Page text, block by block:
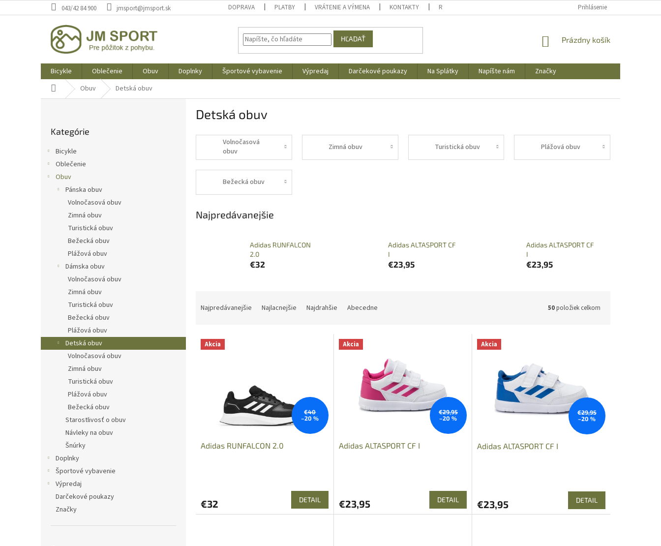
na
043/42 84 900 jmsport@jmsport.sk DOPRAVA PLATBY VRÁTENIE A VÝMENA KONTAKTY REKLAMAČNÝ PORIADOK OBCHODNÉ PODMIENKYPrihlásenie
HĽADAŤ
NÁKUPNÝ
Prázdny košík
Bicykle Oblečenie Obuv Doplnky Športové vybavenie Výpredaj Darčekové poukazy Na Splátky Napíšte nám
Značky
Domov Obuv Detská obuv
kategórie
Kategórie
Bicykle
Oblečenie
Obuv
Pánska obuv
Volnočasová obuv
Zimná obuv
Turistická obuv
Bežecká obuv
Plážová obuv
Dámska obuv
Volnočasová obuv
Zimná obuv
Turistická obuv
Bežecká obuv
Plážová obuv
Detská obuv
Volnočasová obuv
Zimná obuv
Turistická obuv
Plážová obuv
Bežecká obuv
Starostlivosť o obuv
Návleky na obuv
Šnúrky
Doplnky
Športové vybavenie
Výpredaj
Darčekové poukazy
Značky
Detská obuv
Volnočasová
obuv
Zimná obuv Turistická obuv Plážová obuv
Bežecká obuv
Najpredávanejšie
Adidas RUNFALCON
2.0
€32
Adidas ALTASPORT CF
I
€23,95
Adidas ALTASPORT CF
I
€23,95
n
Najpredávanejšie Najlacnejšie Najdrahšie Abecedne 50položiek celkom
V Akcia
€40
–20 %
Adidas RUNFALCON 2.0
€32 DETAIL
Akcia
€29,95
–20 %
Adidas ALTASPORT CF I
€23,95 DETAIL
Akcia
€29,95
–20 %
Adidas ALTASPORT CF I
€23,95 DETAIL